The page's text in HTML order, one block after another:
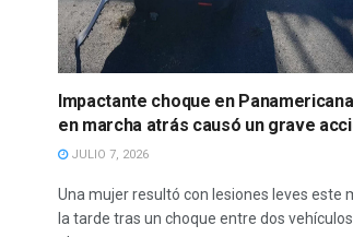
Impactante choque en
en marcha atrás causó un grave
JULIO 7, 2026
Una mujer resultó con lesiones leves este
la tarde tras un choque entre dos